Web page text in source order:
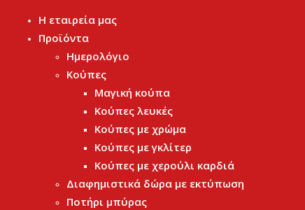
Η εταιρεία μας
Προϊόντα
Ημερολόγιο
Κούπες
Μαγική κούπα
Κούπες λευκές
Κούπες με χρώμα
Κούπες με γκλίτερ
Κούπες με χερούλι καρδιά
Διαφημιστικά δώρα με εκτύπωση
Ποτήρι μπύρας